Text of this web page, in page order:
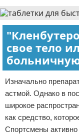
свое тело
Изначально
астмой. Однако в
широкое
как средство,
Спортсмены активно